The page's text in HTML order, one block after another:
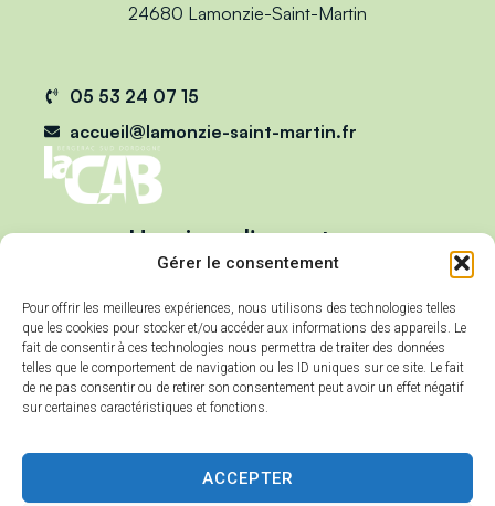
Gérer le consentement
Pour offrir les meilleures expériences, nous utilisons des technologies telles
que les cookies pour stocker et/ou accéder aux informations des appareils. Le
fait de consentir à ces technologies nous permettra de traiter des données
telles que le comportement de navigation ou les ID uniques sur ce site. Le fait
de ne pas consentir ou de retirer son consentement peut avoir un effet négatif
sur certaines caractéristiques et fonctions.
ACCEPTER
24680 Lamonzie-Saint-Martin
05 53 24 07 15
accueil@lamonzie-saint-martin.fr
Horaires d'ouverture
Du lundi au vendredi :
et de 13h00 à 17h00
Mercredi :
de 9h00 à 12h00